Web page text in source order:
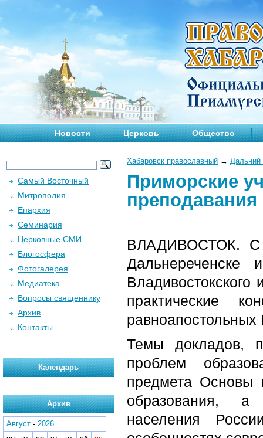
Новости Церковь Общество
Хабаровск православный → Дальний
Приморские
ВЛАДИВОСТОК. С
Дальнереченске
практические
Темы докладов,
проблем
предмета Основы
образования, а
населения
Самый Восточный
Митрополия
Епархия
Семинария
Церковные СМИ
Блогосфера
Фотогалерея
Медиатека
Вопросы священнику
Архив
Контакты
Календарь
Архив
Август - 2026